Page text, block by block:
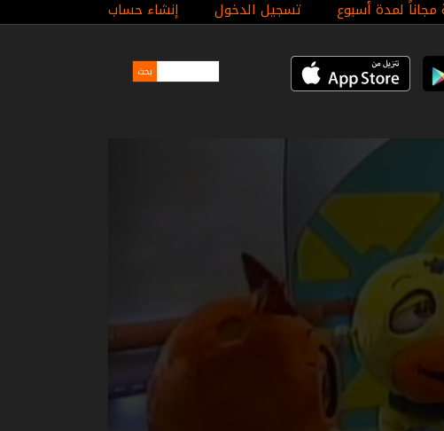
لمدة أسبوع تسجيل الدخول إنشاء حساب